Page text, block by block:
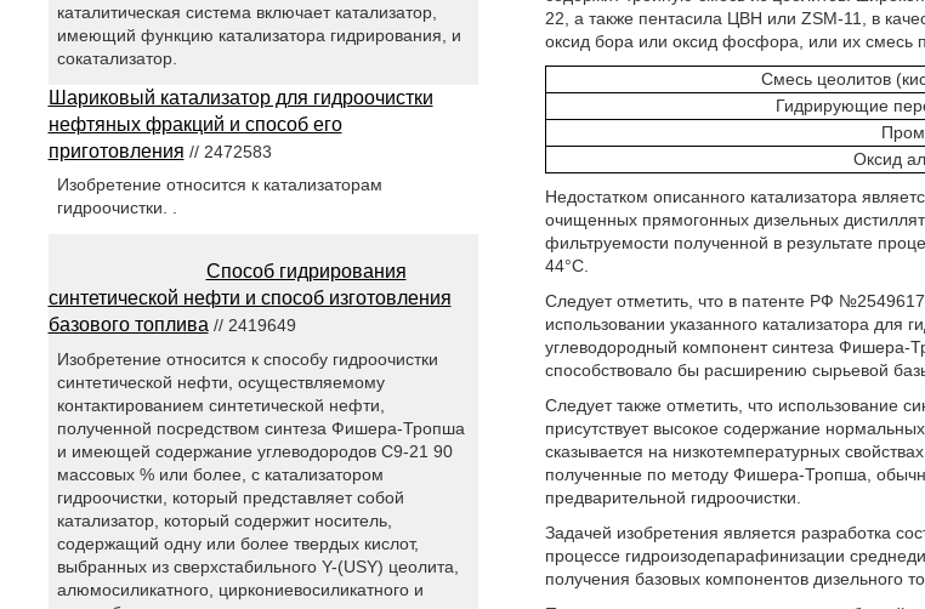
22, а также пентасила ЦВН или ZSM-11, в
оксид бора или оксид фосфора, или их
Смесь цеолитов
Гидрирующие
Оксид
Недостатком описанного катализатора
очищенных прямогонных дизельных
фильтруемости полученной в результате
44°С.
Следует отметить, что в патенте РФ
использовании указанного катализатора для
углеводородный компонент синтеза Фишера-
способствовало бы расширению сырьевой
Следует также отметить, что использование
присутствует высокое содержание
сказывается на низкотемпературных
полученные по методу Фишера-Тропша,
предварительной гидроочистки.
Задачей изобретения является разработка
процессе гидроизодепарафинизации
получения базовых компонентов дизельного
каталитическая система включает катализатор,
имеющий функцию катализатора гидрирования, и
сокатализатор.
Шариковый катализатор для гидроочистки
нефтяных фракций и способ его
приготовления // 2472583
Изобретение относится к катализаторам
гидроочистки. .
Способ гидрирования
синтетической нефти и способ изготовления
базового топлива// 2419649
Изобретение относится к способу гидроочистки
синтетической нефти, осуществляемому
контактированием синтетической нефти,
полученной посредством синтеза Фишера-Тропша
и имеющей содержание углеводородов С9-21 90
массовых % или более, с катализатором
гидроочистки, который представляет собой
катализатор, который содержит носитель,
содержащий одну или более твердых кислот,
выбранных из сверхстабильного Y-(USY) цеолита,
алюмосиликатного, циркониевосиликатного и